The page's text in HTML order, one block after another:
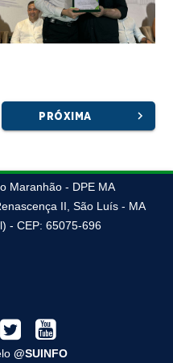
PRÓXIMA chevron_right
Maranhão - DPE MA
II, São Luís - MA
- CEP: 65075-696
@SUINFO